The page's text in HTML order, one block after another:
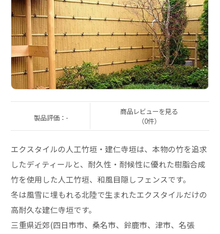
製品評価：-
商品レビューを見る
（0件）
エクスタイルの人工竹垣・建仁寺垣は、本物の竹を追求
したディティールと、耐久性・耐候性に優れた樹脂合成
竹を使用した人工竹垣、和風目隠しフェンスです。
冬は風雪に埋もれる北陸で生まれたエクスタイルだけの
高耐久な建仁寺垣です。
三重県近郊(四日市市、桑名市、鈴鹿市、津市、名張